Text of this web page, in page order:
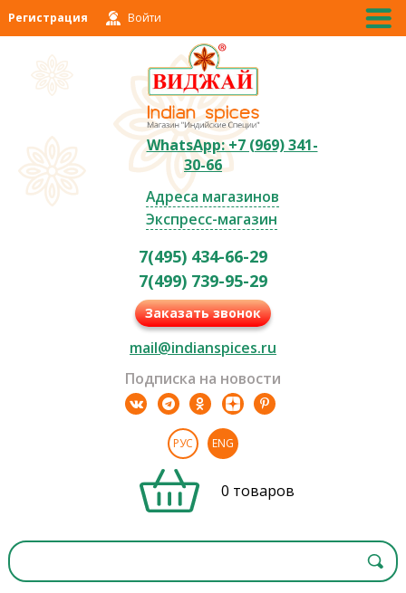
Регистрация Войти
WhatsApp: +7 (969) 341-
30-66
Адреса магазинов
Экспресс-магазин
7(495) 434-66-29
7(499) 739-95-29
Заказать звонок
mail@indianspices.ru
Подписка на новости
РУС ENG
0 товаров